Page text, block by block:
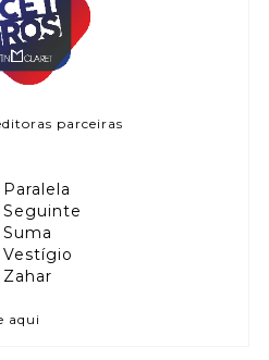
parceiras
Paralela
Seguinte
Suma
Vestígio
Zahar
aqui